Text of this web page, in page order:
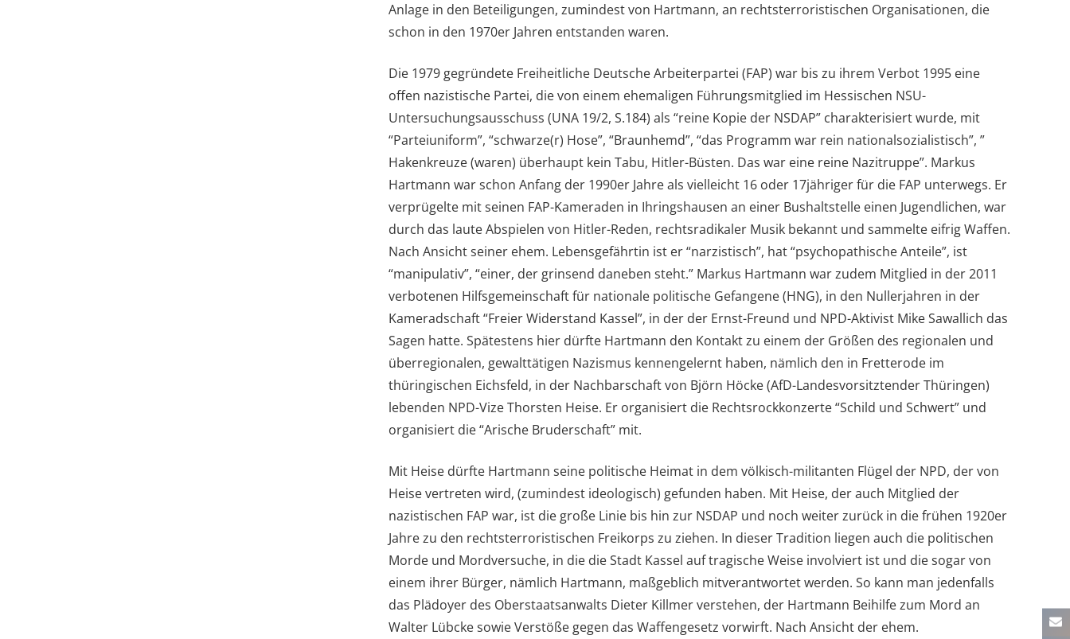
Anlage in den Beteiligungen, zumindest von Hartmann, an rechtsterroristischen Organisationen, die
schon in den 1970er Jahren entstanden waren.
Die 1979 gegründete Freiheitliche Deutsche Arbeiterpartei (FAP) war bis zu ihrem Verbot 1995 eine
offen nazistische Partei, die von einem ehemaligen Führungsmitglied im Hessischen NSU-
Untersuchungsausschuss (UNA 19/2, S.184) als “reine Kopie der NSDAP” charakterisiert wurde, mit
“Parteiuniform”, “schwarze(r) Hose”, “Braunhemd”, “das Programm war rein nationalsozialistisch”, ”
Hakenkreuze (waren) überhaupt kein Tabu, Hitler-Büsten. Das war eine reine Nazitruppe”. Markus
Hartmann war schon Anfang der 1990er Jahre als vielleicht 16 oder 17jähriger für die FAP unterwegs. Er
verprügelte mit seinen FAP-Kameraden in Ihringshausen an einer Bushaltstelle einen Jugendlichen, war
durch das laute Abspielen von Hitler-Reden, rechtsradikaler Musik bekannt und sammelte eifrig Waffen.
Nach Ansicht seiner ehem. Lebensgefährtin ist er “narzistisch”, hat “psychopathische Anteile”, ist
“manipulativ”, “einer, der grinsend daneben steht.” Markus Hartmann war zudem Mitglied in der 2011
verbotenen Hilfsgemeinschaft für nationale politische Gefangene (HNG), in den Nullerjahren in der
Kameradschaft “Freier Widerstand Kassel”, in der der Ernst-Freund und NPD-Aktivist Mike Sawallich das
Sagen hatte. Spätestens hier dürfte Hartmann den Kontakt zu einem der Größen des regionalen und
überregionalen, gewalttätigen Nazismus kennengelernt haben, nämlich den in Fretterode im
thüringischen Eichsfeld, in der Nachbarschaft von Björn Höcke (AfD-Landesvorsitztender Thüringen)
lebenden NPD-Vize Thorsten Heise. Er organisiert die Rechtsrockkonzerte “Schild und Schwert” und
organisiert die “Arische Bruderschaft” mit.
Mit Heise dürfte Hartmann seine politische Heimat in dem völkisch-militanten Flügel der NPD, der von
Heise vertreten wird, (zumindest ideologisch) gefunden haben. Mit Heise, der auch Mitglied der
nazistischen FAP war, ist die große Linie bis hin zur NSDAP und noch weiter zurück in die frühen 1920er
Jahre zu den rechtsterroristischen Freikorps zu ziehen. In dieser Tradition liegen auch die politischen
Morde und Mordversuche, in die die Stadt Kassel auf tragische Weise involviert ist und die sogar von
einem ihrer Bürger, nämlich Hartmann, maßgeblich mitverantwortet werden. So kann man jedenfalls
das Plädoyer des Oberstaatsanwalts Dieter Killmer verstehen, der Hartmann Beihilfe zum Mord an
Walter Lübcke sowie Verstöße gegen das Waffengesetz vorwirft. Nach Ansicht der ehem.